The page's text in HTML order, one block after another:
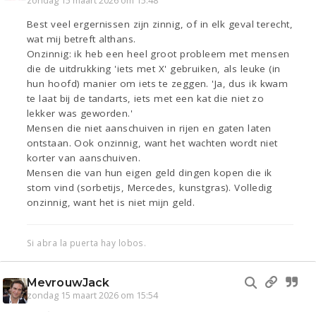
Best veel ergernissen zijn zinnig, of in elk geval terecht,
wat mij betreft althans.
Onzinnig: ik heb een heel groot probleem met mensen
die de uitdrukking 'iets met X' gebruiken, als leuke (in
hun hoofd) manier om iets te zeggen. 'Ja, dus ik kwam
te laat bij de tandarts, iets met een kat die niet zo
lekker was geworden.'
Mensen die niet aanschuiven in rijen en gaten laten
ontstaan. Ook onzinnig, want het wachten wordt niet
korter van aanschuiven.
Mensen die van hun eigen geld dingen kopen die ik
stom vind (sorbetijs, Mercedes, kunstgras). Volledig
onzinnig, want het is niet mijn geld.
Si abra la puerta hay lobos.
MevrouwJack
zondag 15 maart 2026 om 15:54